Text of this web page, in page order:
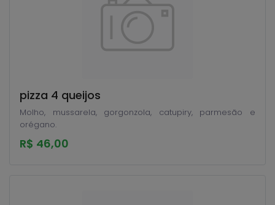
pizza 4 queijos
Molho, mussarela, gorgonzola, catupiry, parmesão e
orégano.
R$ 46,00